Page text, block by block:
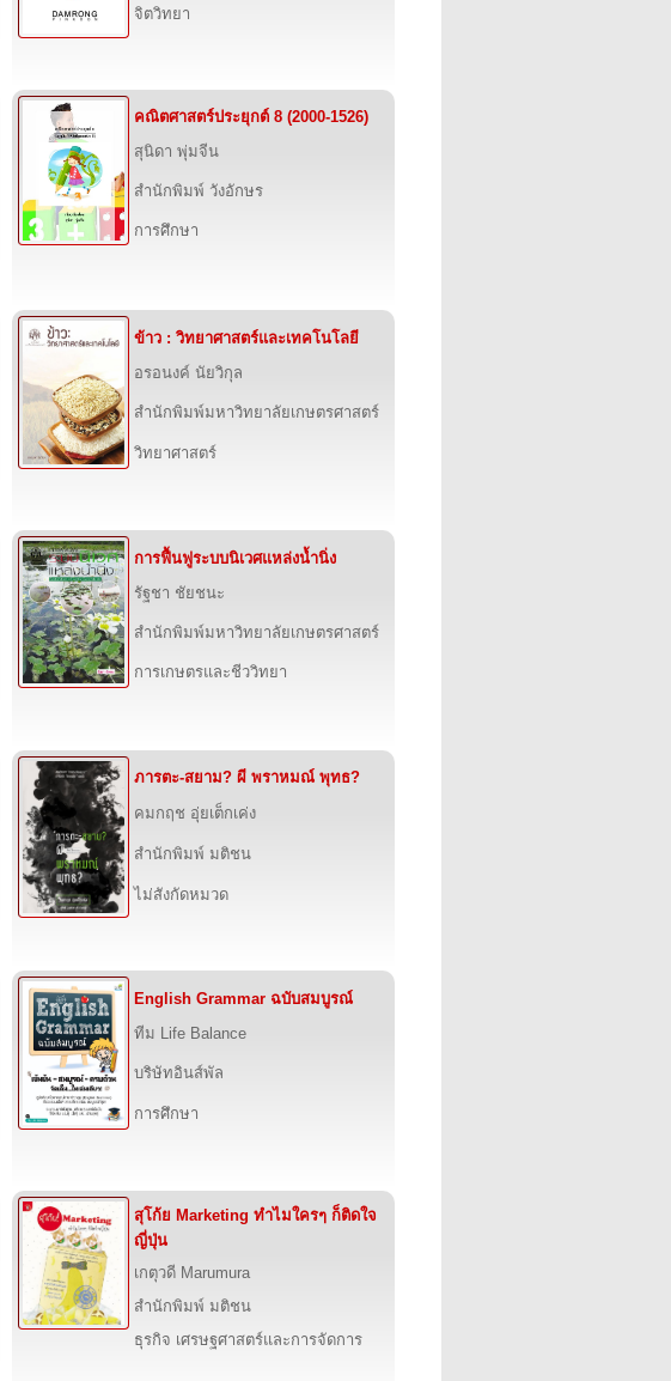
จิตวิทยา
คณิตศาสตร์ประยุกต์ 8 (2000-1526)
สุนิดา พุ่มจีน
สำนักพิมพ์ วังอักษร
การศึกษา
ข้าว : วิทยาศาสตร์และเทคโนโลยี
อรอนงค์ นัยวิกุล
สำนักพิมพ์มหาวิทยาลัยเกษตรศาสตร์
วิทยาศาสตร์
การฟื้นฟูระบบนิเวศแหล่งน้ำนิ่ง
รัฐชา ชัยชนะ
สำนักพิมพ์มหาวิทยาลัยเกษตรศาสตร์
การเกษตรและชีววิทยา
ภารตะ-สยาม? ผี พราหมณ์ พุทธ?
คมกฤช อุ่ยเต็กเค่ง
สำนักพิมพ์ มติชน
ไม่สังกัดหมวด
English Grammar ฉบับสมบูรณ์
ทีม Life Balance
บริษัทอินส์พัล
การศึกษา
สุโก้ย Marketing ทำไมใครๆ ก็ติดใจ
ญี่ปุ่น
เกตุวดี Marumura
สำนักพิมพ์ มติชน
ธุรกิจ เศรษฐศาสตร์และการจัดการ